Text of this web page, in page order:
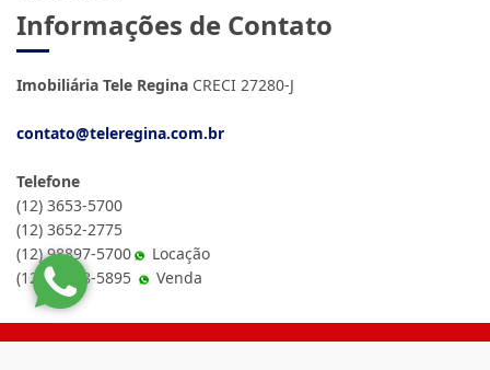
Informações de Contato
Imobiliária Tele Regina CRECI 27280-J
contato@teleregina.com.br
Telefone
(12) 3653-5700
(12) 3652-2775
(12) 98897-5700
Locação
(12) 99788-5895
Venda